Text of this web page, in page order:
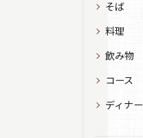
そば
料理
飲み物
コース
ディナー